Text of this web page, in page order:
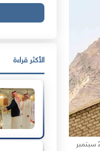
مقاتلون حوثيون يستولون على أحد المعسكرات الحكومية في مديرية بيحان بعد فرار قوات "الإصلاح" 21 سبتمبر
الأكثر قراءة